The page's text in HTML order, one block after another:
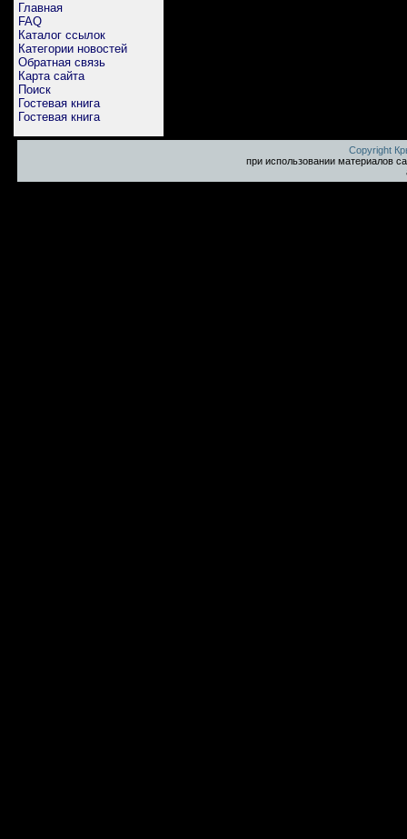
Главная
FAQ
Каталог ссылок
Категории новостей
Обратная связь
Карта сайта
Поиск
Гостевая книга
Гостевая книга
Copyright
при использовании материалов